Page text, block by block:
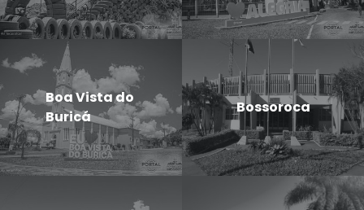
Boa Vista do
Buricá
Bossoroca